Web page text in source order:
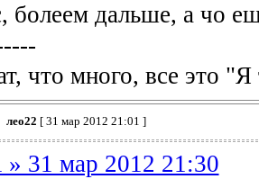
дальше, а чо
что много, все это
лео22 [ 31 мар 2012 21:01 ]
» 31 мар 2012 21:30